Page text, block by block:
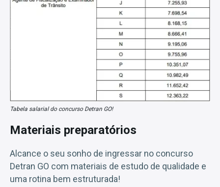
Tabela salarial do concurso Detran GO!
Materiais preparatórios
Alcance o seu sonho de ingressar no concurso
Detran GO com materiais de estudo de qualidade e
uma rotina bem estruturada!